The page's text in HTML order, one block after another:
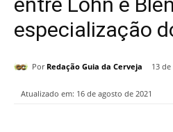
especialização
Por Redação Guia da Cerveja 13
Atualizado em: 16 de agosto de 2021